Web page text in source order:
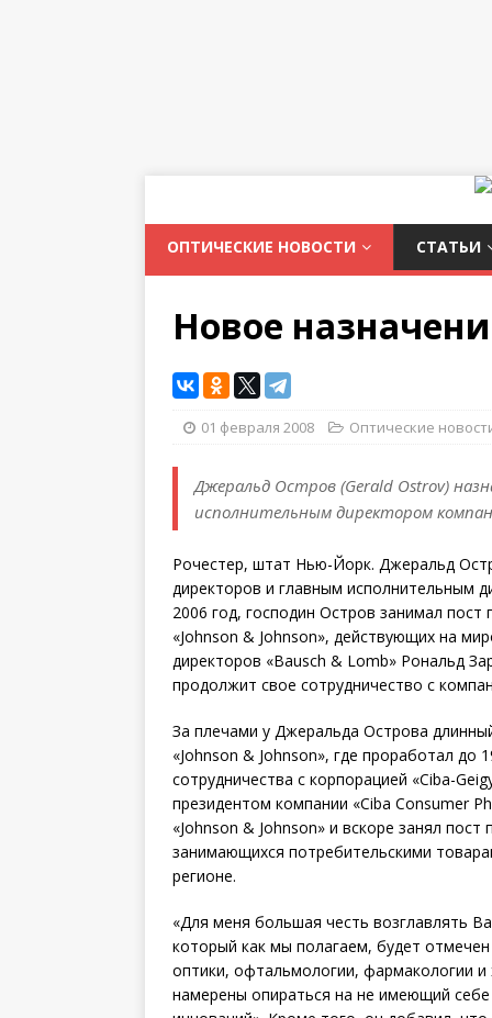
ОПТИЧЕСКИЕ НОВОСТИ СТАТЬИ
Новое
01 февраля 2008 Оптические
Джеральд Остров (Gerald Ostrov)
исполнительным директором
Рочестер, штат Нью-Йорк. Джеральд
директоров и главным исполнительным
2006 год, господин Остров занимал
«Johnson & Johnson», действующих на
директоров «Bausch & Lomb» Рональд
продолжит свое сотрудничество с
За плечами у Джеральда Острова
«Johnson & Johnson», где проработал до
сотрудничества с корпорацией «Ciba-
президентом компании «Ciba Consumer
«Johnson & Johnson» и вскоре занял
занимающихся потребительскими
регионе.
«Для меня большая честь возглавлять
который как мы полагаем, будет
оптики, офтальмологии, фармакологии
намерены опираться на не имеющий